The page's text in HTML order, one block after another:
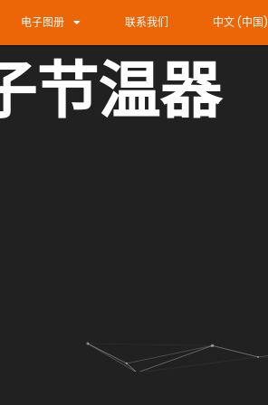
电子图册 联系我们 中文 (中国)
节温器